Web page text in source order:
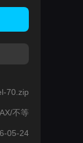
70.zip
不等
05-24